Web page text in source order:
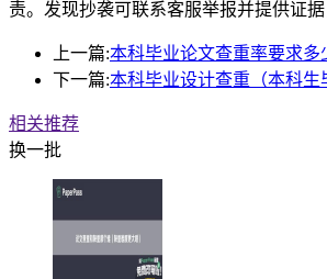
责。发现抄袭可联系客服举报并提供证据
上一篇:本科毕业论文查重率要求多
下一篇:本科毕业设计查重（本科生
相关推荐
换一批